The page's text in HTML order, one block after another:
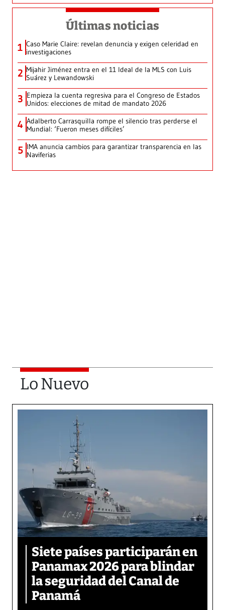
Últimas noticias
1 Caso Marie Claire: revelan denuncia y exigen celeridad en
investigaciones
2 Mijahir Jiménez entra en el 11 Ideal de la MLS con Luis
Suárez y Lewandowski
3 Empieza la cuenta regresiva para el Congreso de Estados
Unidos: elecciones de mitad de mandato 2026
4 Adalberto Carrasquilla rompe el silencio tras perderse el
Mundial: ‘Fueron meses difíciles’
5 IMA anuncia cambios para garantizar transparencia en las
Naviferias
Lo Nuevo
Siete países participarán en
Panamax 2026 para blindar
la seguridad del Canal de
Panamá